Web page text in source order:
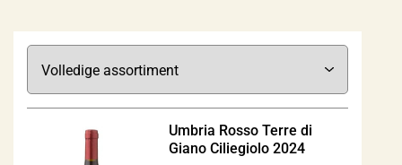
Umbria Rosso Terre di
Giano Ciliegiolo 2024